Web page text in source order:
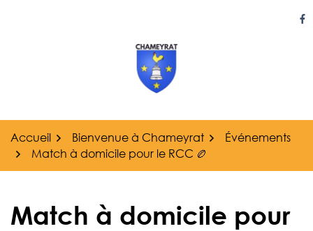
Accueil Bienvenue à Chameyrat
Événements
Match à domicile pour le RCC 🏉
Match à domicile pour